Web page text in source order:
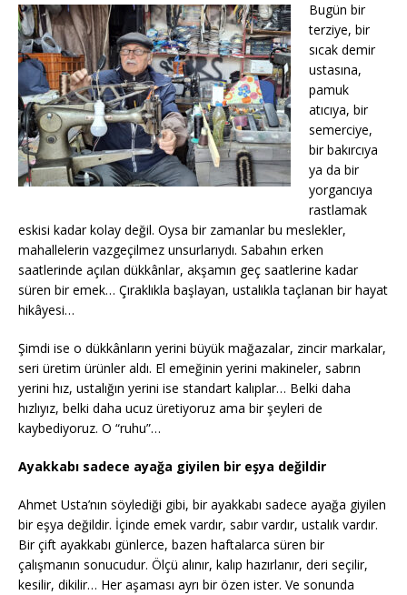
Bugün bir
terziye, bir
sıcak demir
ustasına,
pamuk
atıcıya, bir
semerciye,
bir bakırcıya
ya da bir
yorgancıya
rastlamak
eskisi kadar kolay değil. Oysa bir zamanlar bu meslekler,
mahallelerin vazgeçilmez unsurlarıydı. Sabahın erken
saatlerinde açılan dükkânlar, akşamın geç saatlerine kadar
süren bir emek… Çıraklıkla başlayan, ustalıkla taçlanan bir hayat
hikâyesi…
Şimdi ise o dükkânların yerini büyük mağazalar, zincir markalar,
seri üretim ürünler aldı. El emeğinin yerini makineler, sabrın
yerini hız, ustalığın yerini ise standart kalıplar… Belki daha
hızlıyız, belki daha ucuz üretiyoruz ama bir şeyleri de
kaybediyoruz. O “ruhu”…
Ayakkabı sadece ayağa giyilen bir eşya değildir
Ahmet Usta’nın söylediği gibi, bir ayakkabı sadece ayağa giyilen
bir eşya değildir. İçinde emek vardır, sabır vardır, ustalık vardır.
Bir çift ayakkabı günlerce, bazen haftalarca süren bir
çalışmanın sonucudur. Ölçü alınır, kalıp hazırlanır, deri seçilir,
kesilir, dikilir… Her aşaması ayrı bir özen ister. Ve sonunda